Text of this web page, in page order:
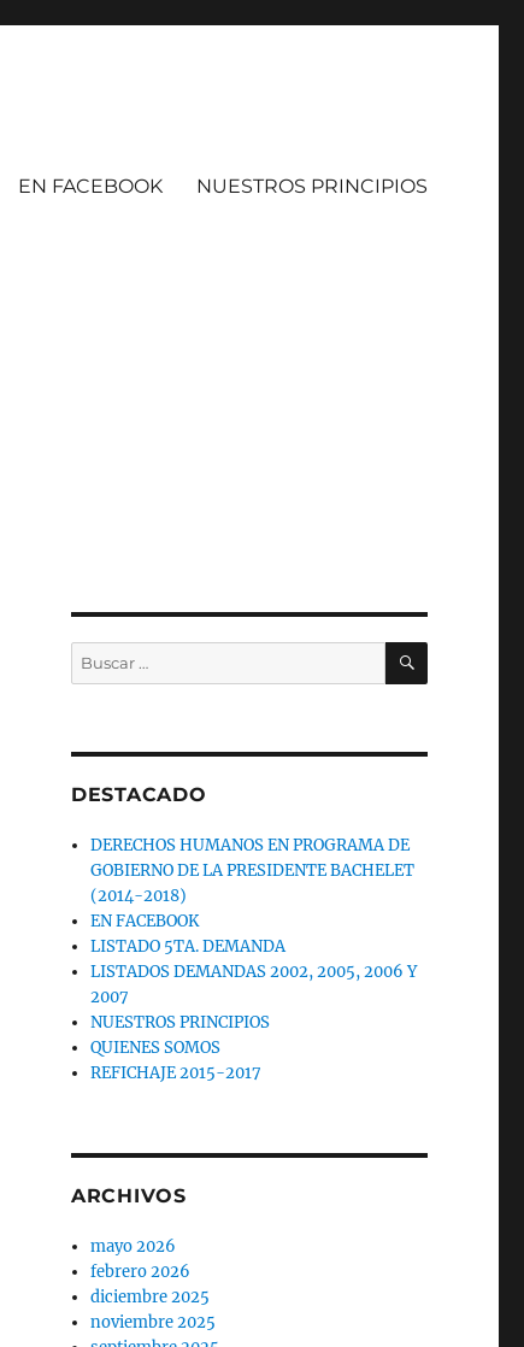
EN FACEBOOK NUESTROS PRINCIPIOS
Buscar
por:
BUSCAR
DESTACADO
DERECHOS HUMANOS EN PROGRAMA DE
GOBIERNO DE LA PRESIDENTE BACHELET
(2014-2018)
EN FACEBOOK
LISTADO 5TA. DEMANDA
LISTADOS DEMANDAS 2002, 2005, 2006 Y
2007
NUESTROS PRINCIPIOS
QUIENES SOMOS
REFICHAJE 2015-2017
ARCHIVOS
mayo 2026
febrero 2026
diciembre 2025
noviembre 2025